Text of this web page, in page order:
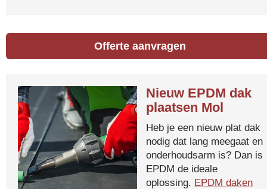
Offerte aanvragen
Nieuw EPDM dak
plaatsen Mol
Heb je een nieuw plat dak
nodig dat lang meegaat en
onderhoudsarm is? Dan is
EPDM de ideale
oplossing. EPDM daken